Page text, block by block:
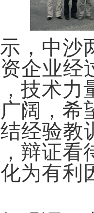
，中沙
企业经
技术力
阔，希
经验教
辩证看
为有利